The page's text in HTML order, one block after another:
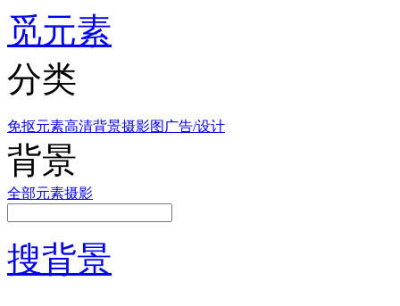
觅元素
分类
免抠元素高清背景摄影图 广告/设计
背景
全部元素摄影
搜背景